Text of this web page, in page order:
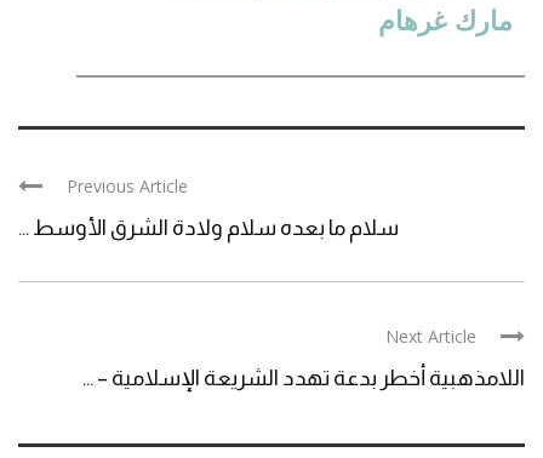
مارك غرهام
Previous Article
سلام ما بعده سلام ولادة الشرق الأوسط ...
Next Article
اللامذهبية أخطر بدعة تهدد الشريعة الإسلامية – ...